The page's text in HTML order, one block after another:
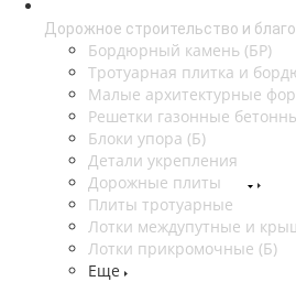
Дорожное строительство и
Бордюрный камень (БР)
Тротуарная плитка и
Малые архитектурные
Решетки газонные
Блоки упора (Б)
Детали укрепления
Дорожные плиты
Плиты тротуарные
Лотки междупутные и
Лотки прикромочные (Б)
Еще